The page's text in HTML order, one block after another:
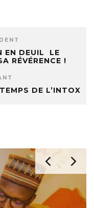
EN DEUIL LE
RÉVÉRENCE !
DE L’INTOX